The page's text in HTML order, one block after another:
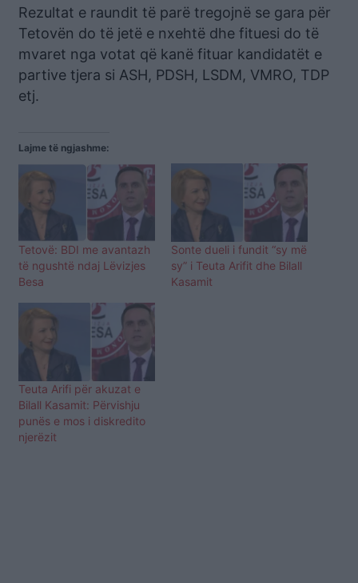
Rezultat e raundit të parë tregojnë se gara për
Tetovën do të jetë e nxehtë dhe fituesi do të
mvaret nga votat që kanë fituar kandidatët e
partive tjera si ASH, PDSH, LSDM, VMRO, TDP
etj.
Lajme të ngjashme:
Tetovë: BDI me avantazh
të ngushtë ndaj Lëvizjes
Besa
Sonte dueli i fundit “sy më
sy” i Teuta Arifit dhe Bilall
Kasamit
Teuta Arifi për akuzat e
Bilall Kasamit: Përvishju
punës e mos i diskredito
njerëzit